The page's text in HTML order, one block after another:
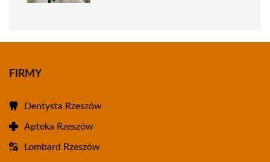
FIRMY
Dentysta Rzeszów
Apteka Rzeszów
Lombard Rzeszów